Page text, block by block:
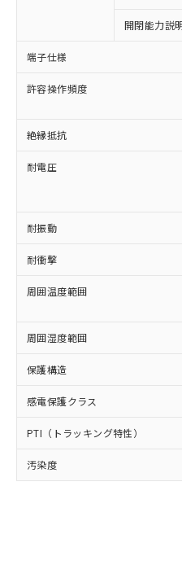
開閉能力説
端子仕様
許容操作頻度
絶縁抵抗
耐電圧
耐振動
耐衝撃
周囲温度範囲
周囲湿度範囲
保護構造
感電保護クラス
PTI（トラッキング特性）
汚染度
以下の条件をお読み
本サービスは
商品の当社在
(税抜)を提供
当社制御機器
本サービスの
ことをご了承
在庫状況およ
記載している
タに基づき作
覧された時点
準価格とは異
正式な納期状
様のお取引先
ムロン制御機
オムロン制御
販売ネ
ください。
在庫状況およ
事前の承諾なく
示しないよう
マイパーツ機
対応予定なし：EU
定はありません。
調査・確認中：EU
非含有の対応状況を
非該当品：ライセン
害物質有無と関係の
仕入先様の事情によ
いたものが、含有品
むを得ず変更するこ
鉛(Pb) 1000ppm以下、 水
六価クロム(Cr(Ⅵ))
類(PBB) 1000ppm以下、
(PBDE) 1000ppm以下、フ
ル) (DEHP)(別名：DOP)
ルベンジル（BBP）
（DBP） 1000ppm以下
(DIBP) 1000ppm以下
但し、RoHS指令で産業用
フタル酸エステル類の４物
図的な使用がないことを確
※2 対応予定月
部品在庫の切り替え
月が前後することが
※1 中国RoHS○×
「○」：最大均質材
基準値以下であるこ
「×」：最大均質材
基準値を超えている
「－」：未確認です
Cr(Ⅵ)(六価クロム) :
ニル類) : 1000ppm、
ル類) : 1000ppm、
DBP(フタル酸ジブチル) :
イソブチル) : 1000ppm、
ル) : 1000ppm、
※2 環境保護使用期
「ｅ」：有害物質（
準値以下であること
「10」：通常の使
質が外部に漏えいし
当社は、これ
為替および外
（以下｢規制貨
または国外へ
国政府の輸出
可)を取得する
当社は規制貨
全に破砕する
いよう必要な手
当社は貴社製
ル、化学兵器
武器並びにこ
使用いたしませ
当社は、貴社
場合は、上記1
該第三者に通
販売先および
法に輸出するお
○ 一定数以
一定数に
在庫なし(
いては、
たはお客
機器販売
認ください)
受注生産